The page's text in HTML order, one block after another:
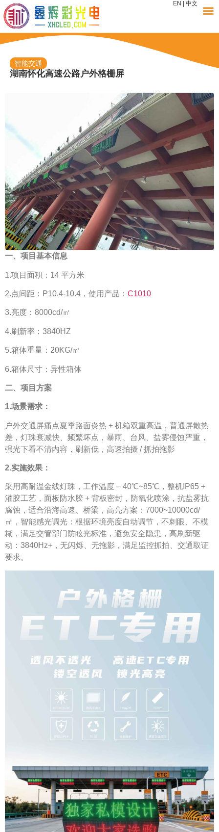
EN 中文
智能交通
湖南怀化高速公路户外格栅屏
一、项目基本信息
1.项目面积：14 平方米
2.点间距：P10.4-10.4，使用产品： C1010
3.亮度：8000cd/㎡
4.刷新率：3840HZ
5.箱体重量：20KG/㎡
6.箱体尺寸：异性箱体
二、项目方案
1.场景需求：
户外交通屏痛点夏季路面炎热 + 机箱双重高温，普通屏散热
差，灯珠衰减快、频繁坏点，暴雨、台风、盐雾侵蚀严重，
强光下看不清内容，刷新低，高速拍摄 / 抓拍拖影
2.实施效果：
采用高耐温金线灯珠，工作温度 – 40℃~85℃，整机IP65 +
灌胶工艺，面板防水胶 + 背板密封，防氧化喷涂，抗盐雾抗
腐蚀，适合沿海高速、桥梁，高亮方案：7000~10000cd/
㎡，智能感光调光：根据环境亮度自动调节，不刺眼、不模
糊，满足交管部门防眩光标准，避免安全隐患，高刷新驱
动：3840Hz+，无闪烁、无拖影，满足监控抓拍、交通取证
要求。